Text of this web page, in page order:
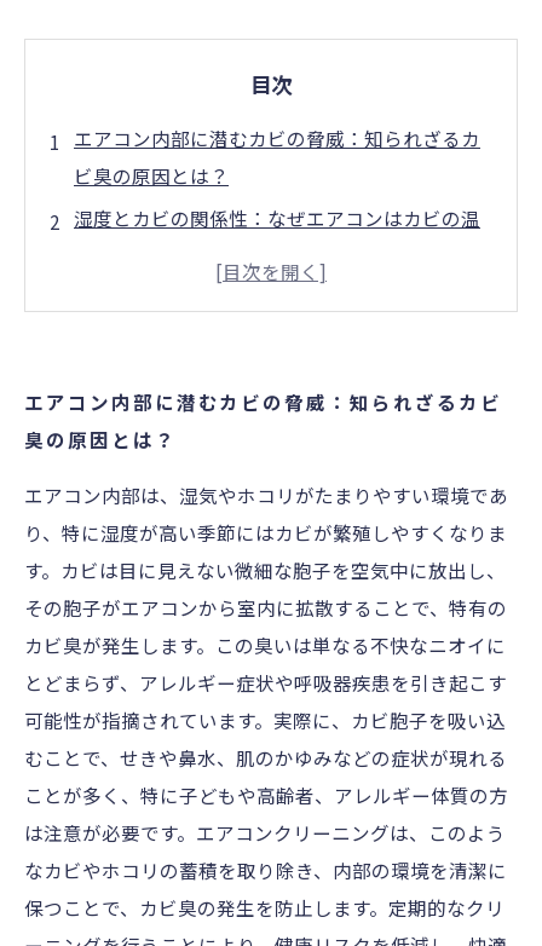
目次
エアコン内部に潜むカビの脅威：知られざるカ
ビ臭の原因とは？
湿度とカビの関係性：なぜエアコンはカビの温
健康を守るためにできること
効果的なエアコンクリーニング方法と定期メン
テナンスのポイントとは？
エアコンクリーニングで得られる快適な室内環
境と家族の健康守護
今日から始めるエアコン清潔習慣：カビ臭と健
康リスクを防ぐ第一歩
エアコン内部に潜むカビの脅威：知られざるカビ
臭の原因とは？
エアコン内部は、湿気やホコリがたまりやすい環境であ
り、特に湿度が高い季節にはカビが繁殖しやすくなりま
す。カビは目に見えない微細な胞子を空気中に放出し、
その胞子がエアコンから室内に拡散することで、特有の
カビ臭が発生します。この臭いは単なる不快なニオイに
とどまらず、アレルギー症状や呼吸器疾患を引き起こす
可能性が指摘されています。実際に、カビ胞子を吸い込
むことで、せきや鼻水、肌のかゆみなどの症状が現れる
ことが多く、特に子どもや高齢者、アレルギー体質の方
は注意が必要です。エアコンクリーニングは、このよう
なカビやホコリの蓄積を取り除き、内部の環境を清潔に
保つことで、カビ臭の発生を防止します。定期的なクリ